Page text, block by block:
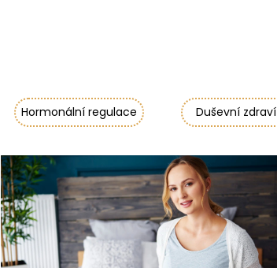
Hormonální regulace Duševní zdraví
V
ý
p
i
s